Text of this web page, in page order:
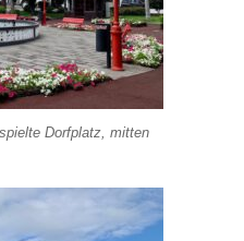
Dorfplatz, mitten